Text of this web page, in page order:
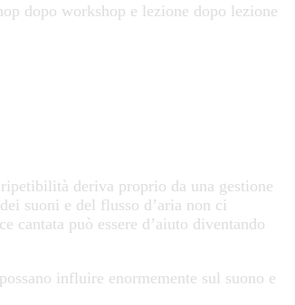
dopo workshop e lezione dopo lezione
deriva proprio da una gestione
suoni e del flusso d’aria non ci
cantata può essere d’aiuto diventando
influire enormemente sul suono e